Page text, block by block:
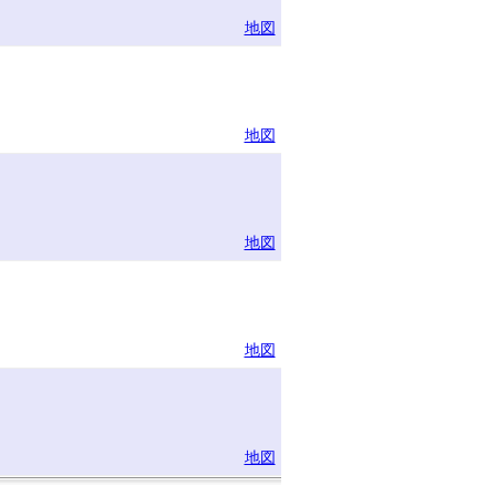
地図
地図
地図
地図
地図